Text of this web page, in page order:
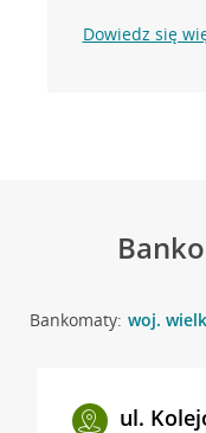
Dowiedz się
Bankomaty: woj.
ul.